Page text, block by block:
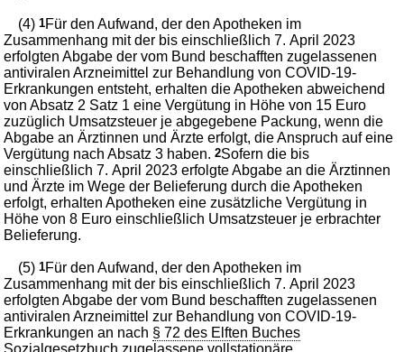
(4)1Für den Aufwand, der den Apotheken im
Zusammenhang mit der bis einschließlich 7. April 2023
erfolgten Abgabe der vom Bund beschafften zugelassenen
antiviralen Arzneimittel zur Behandlung von COVID-19-
Erkrankungen entsteht, erhalten die Apotheken abweichend
von Absatz 2 Satz 1 eine Vergütung in Höhe von 15 Euro
zuzüglich Umsatzsteuer je abgegebene Packung, wenn die
Abgabe an Ärztinnen und Ärzte erfolgt, die Anspruch auf eine
Vergütung nach Absatz 3 haben.2Sofern die bis
einschließlich 7. April 2023 erfolgte Abgabe an die Ärztinnen
und Ärzte im Wege der Belieferung durch die Apotheken
erfolgt, erhalten Apotheken eine zusätzliche Vergütung in
Höhe von 8 Euro einschließlich Umsatzsteuer je erbrachter
Belieferung.
(5)1Für den Aufwand, der den Apotheken im
Zusammenhang mit der bis einschließlich 7. April 2023
erfolgten Abgabe der vom Bund beschafften zugelassenen
antiviralen Arzneimittel zur Behandlung von COVID-19-
Erkrankungen an nach § 72 des Elften Buches
Sozialgesetzbuch zugelassene vollstationäre